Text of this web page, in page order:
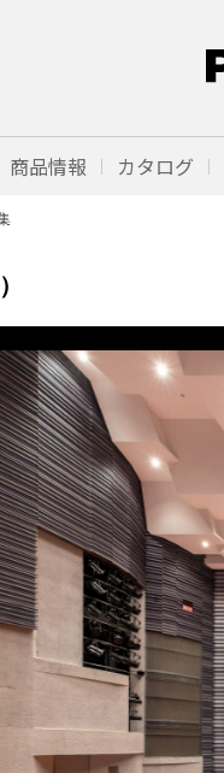
商品情報 カタログ